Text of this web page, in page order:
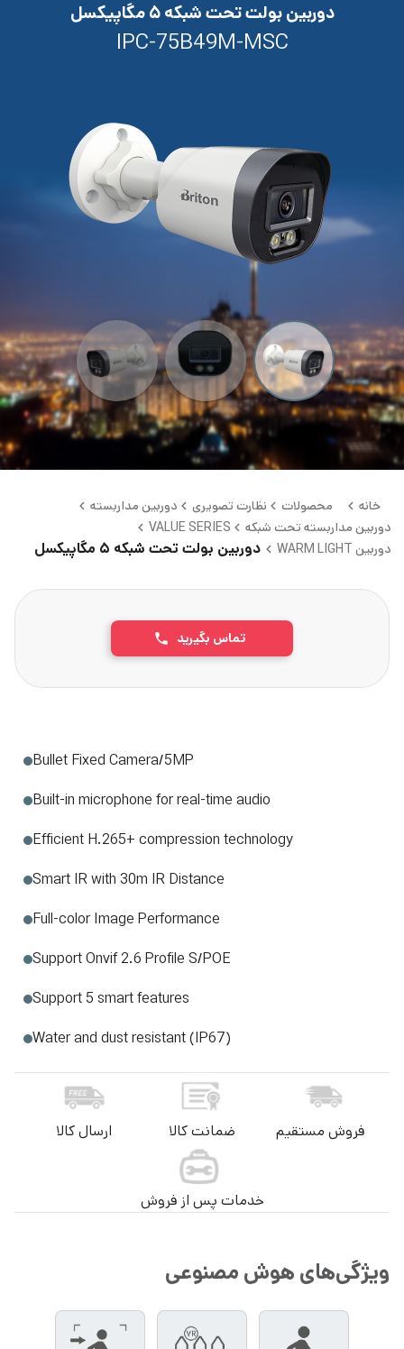
دوربین بولت تحت شبکه ۵ مگاپیکسل
IPC-75B49M-MSC
خانه محصولات نظارت تصویری
دوربین مداربسته
دوربین مداربسته تحت شبکه
VALUE SERIES
دوربین WARM LIGHT
دوربین بولت تحت شبکه ۵ مگاپیکسل
تماس بگیرید
Bullet Fixed Camera/5MP
Built-in microphone for real-time audio
Efficient H.265+ compression technology
Smart IR with 30m IR Distance
Full-color Image Performance
Support Onvif 2.6 Profile S/POE
Support 5 smart features
Water and dust resistant (IP67)
فروش مستقیم ضمانت کالا ارسال کالا
خدمات پس از فروش
ویژگی‌های هوش مصنوعی